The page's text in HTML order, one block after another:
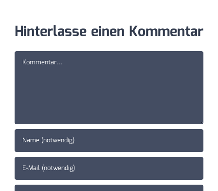
Hinterlasse einen Kommentar
Kommentar